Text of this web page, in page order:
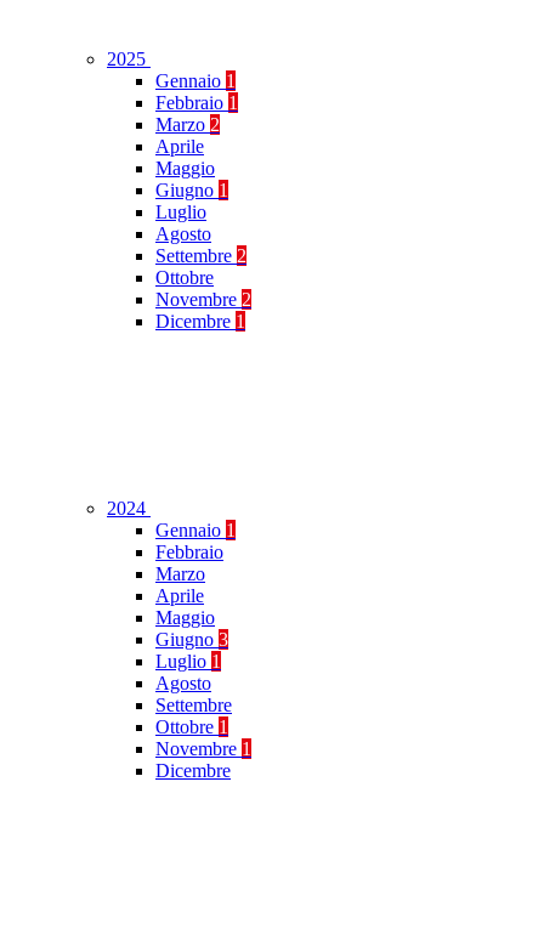
2025
Gennaio 1
Febbraio 1
Marzo 2
Aprile
Maggio
Giugno 1
Luglio
Agosto
Settembre 2
Ottobre
Novembre 2
Dicembre 1
2024
Gennaio 1
Febbraio
Marzo
Aprile
Maggio
Giugno 3
Luglio 1
Agosto
Settembre
Ottobre 1
Novembre 1
Dicembre